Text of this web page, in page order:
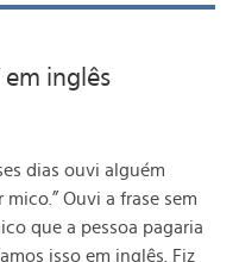
em inglês
dias ouvi alguém
Ouvi a frase sem
que a pessoa pagaria
isso em inglês. Fiz